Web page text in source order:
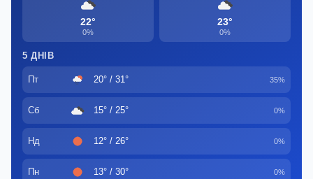
22°
0%
23°
0%
5 ДНІВ
Пт 20° / 31° 35%
Сб 15° / 25° 0%
Нд 12° / 26° 0%
Пн 13° / 30° 0%